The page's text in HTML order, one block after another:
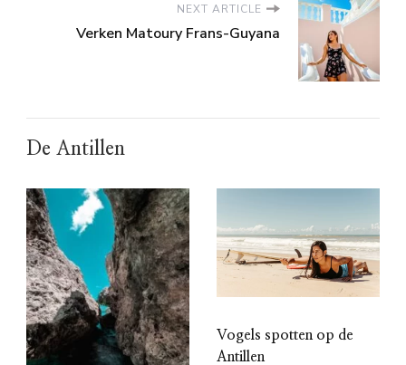
NEXT ARTICLE
Verken Matoury Frans-Guyana
De Antillen
Vogels spotten op de
Antillen